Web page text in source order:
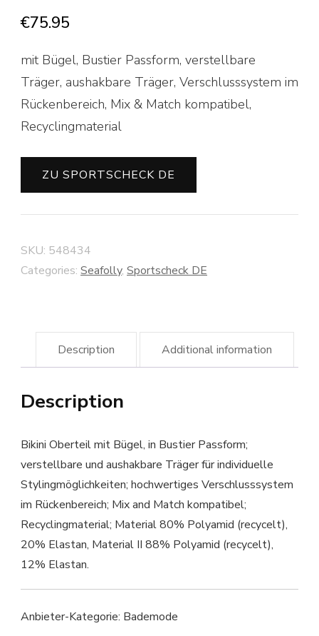
€75.95
mit Bügel, Bustier Passform, verstellbare
Träger, aushakbare Träger, Verschlusssystem im
Rückenbereich, Mix & Match kompatibel,
Recyclingmaterial
ZU SPORTSCHECK DE
SKU: 548434
Categories: Seafolly, Sportscheck DE
Description Additional information
Description
Bikini Oberteil mit Bügel, in Bustier Passform;
verstellbare und aushakbare Träger für individuelle
Stylingmöglichkeiten; hochwertiges Verschlusssystem
im Rückenbereich; Mix and Match kompatibel;
Recyclingmaterial; Material 80% Polyamid (recycelt),
20% Elastan, Material II 88% Polyamid (recycelt),
12% Elastan.
Anbieter-Kategorie: Bademode